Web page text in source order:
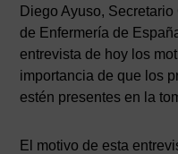
Diego Ayuso,
de Enfermería de
entrevista de hoy los
importancia de que los
estén presentes en la
El motivo de esta